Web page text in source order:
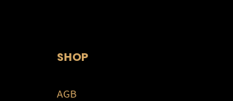
SHOP
AGB